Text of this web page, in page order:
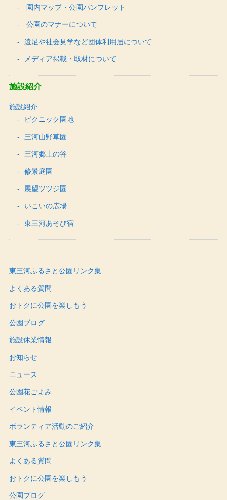
園内マップ・公園パンフレット
公園のマナーについて
遠足や社会見学など団体利用届について
メディア掲載・取材について
施設紹介
施設紹介
ピクニック園地
三河山野草園
三河郷土の谷
修景庭園
展望ツツジ園
いこいの広場
東三河あそび宿
東三河ふるさと公園リンク集
よくある質問
おトクに公園を楽しもう
公園ブログ
施設休業情報
お知らせ
ニュース
公園花ごよみ
イベント情報
ボランティア活動のご紹介
東三河ふるさと公園リンク集
よくある質問
おトクに公園を楽しもう
公園ブログ